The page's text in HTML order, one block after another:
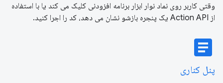
وقتی کاربر روی نماد نوار ابزار برنامه افزودنی کلیک می کند یا با استفاده
از Action API یک پنجره بازشو نشان می دهد، کد را اجرا کنید.
article
پنل کناری